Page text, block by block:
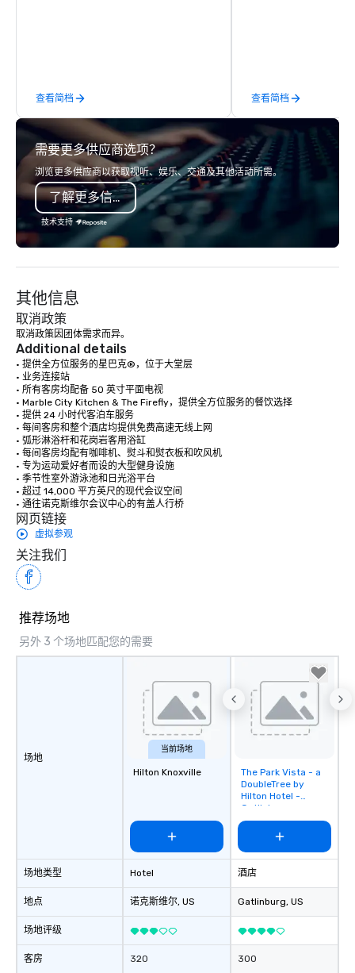
查看简档 查看简档
需要更多供应商选项？
浏览更多供应商以获取视听、娱乐、交通及其他活动所需。
了解更多信息
技术支持
其他信息
取消政策
取消政策因团体需求而异。
Additional details
• 提供全方位服务的星巴克®，位于大堂层
• 业务连接站
• 所有客房均配备 50 英寸平面电视
• Marble City Kitchen & The Firefly，提供全方位服务的餐饮选择
• 提供 24 小时代客泊车服务
• 每间客房和整个酒店均提供免费高速无线上网
• 弧形淋浴杆和花岗岩客用浴缸
• 每间客房均配有咖啡机、熨斗和熨衣板和吹风机
• 专为运动爱好者而设的大型健身设施
• 季节性室外游泳池和日光浴平台
• 超过 14,000 平方英尺的现代会议空间
• 通往诺克斯维尔会议中心的有盖人行桥
网页链接
虚拟参观
关注我们
推荐场地
另外 3 个场地匹配您的需要
场地
场地类型
地点
场地评级
客房
当前场地
Hilton Knoxville
Hotel
诺克斯维尔, US
320
Removed from
favorites
The Park Vista - a
DoubleTree by
Hilton Hotel -
Gatlinburg
酒店
Gatlinburg, US
300